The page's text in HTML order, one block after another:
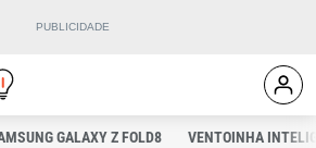
GALAXY Z FOLD8 VENTOINHA